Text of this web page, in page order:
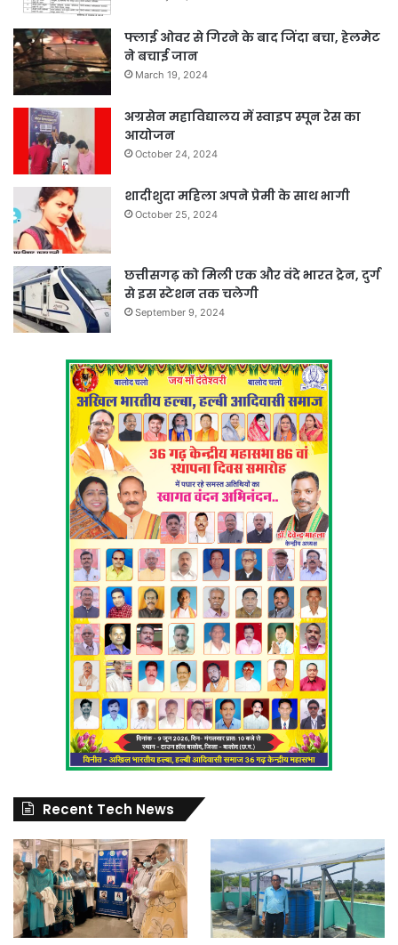
फ्लाई ओवर से गिरने के बाद जिंदा बचा, हेलमेट
ने बचाई जान
March 19, 2024
अग्रसेन महाविद्यालय में स्वाइप स्पून रेस का
आयोजन
October 24, 2024
शादीशुदा महिला अपने प्रेमी के साथ भागी
October 25, 2024
छत्तीसगढ़ को मिली एक और वंदे भारत ट्रेन, दुर्ग
से इस स्टेशन तक चलेगी
September 9, 2024
Recent Tech News